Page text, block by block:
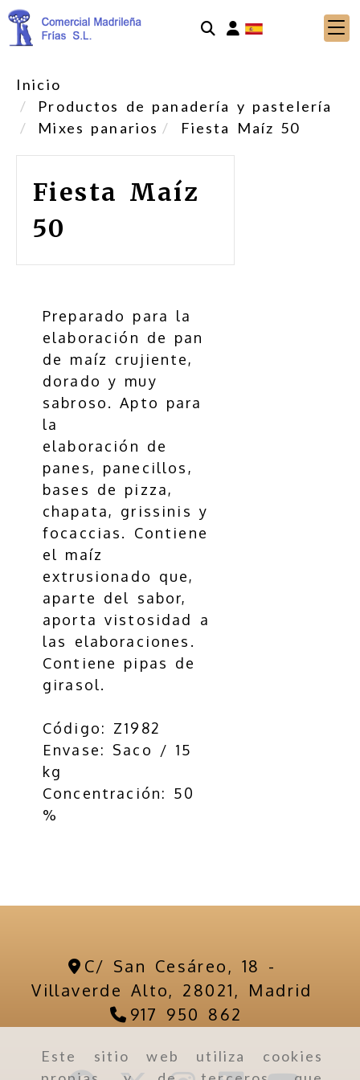
Este sitio web utiliza cookies
Identifícate
Inicio
Productos de panadería y pastelería
Mixes panarios
Fiesta Maíz 50
Fiesta Maíz
50
Preparado para la
elaboración de pan
de maíz crujiente,
dorado y muy
sabroso. Apto para
la
elaboración de
panes, panecillos,
bases de pizza,
chapata, grissinis y
focaccias. Contiene
el maíz
extrusionado que,
aparte del sabor,
aporta vistosidad a
las elaboraciones.
Contiene pipas de
girasol.
Código: Z1982
Envase: Saco / 15
kg
Concentración: 50
%
C/ San Cesáreo, 18 -
Villaverde Alto, 28021, Madrid
917 950 862